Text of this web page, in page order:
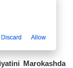
Marokashda
Discard Allow